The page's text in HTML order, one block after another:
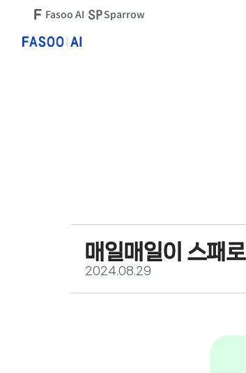
Fasoo AI Sparrow
매일매일이 스패
2024.08.29